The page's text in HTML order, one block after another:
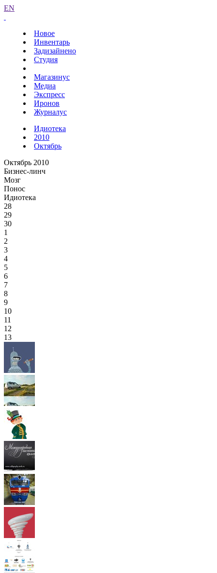
EN
Новое
Инвентарь
Задизайнено
Студия
Магазинус
Медиа
Экспресс
Иронов
Журналус
Идиотека
2010
Октябрь
Октябрь 2010
Бизнес-линч
Мозг
Понос
Идиотека
28
29
30
1
2
3
4
5
6
7
8
9
10
11
12
13